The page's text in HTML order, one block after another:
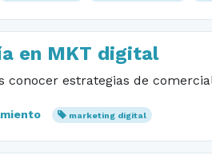
en MKT digital
conocer estrategias de
marketing digital